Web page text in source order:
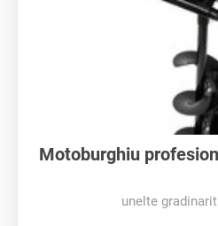
Motoburghiu
unelte